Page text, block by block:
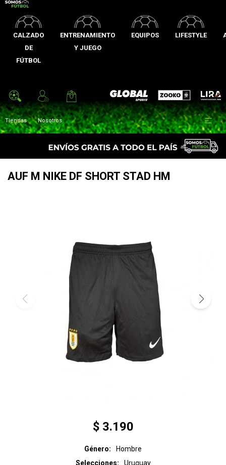
CALZADO
DE
FÚTBOL
ENTRENAMIENTO
Y JUEGO
EQUIPOS LIFESTYLE
Global Sports Zooko Lira
Tiendas Nosotros 
AUF M NIKE DF SHORT STAD HM
$ 3.190
Género
Hombre
Selecciones
Uruguay